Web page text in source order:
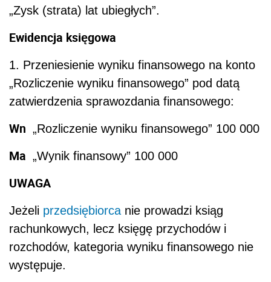
„Zysk (strata) lat ubiegłych”.
Ewidencja księgowa
1. Przeniesienie wyniku finansowego na konto
„Rozliczenie wyniku finansowego” pod datą
zatwierdzenia sprawozdania finansowego:
Wn „Rozliczenie wyniku finansowego” 100 000
Ma „Wynik finansowy” 100 000
UWAGA
Jeżeli przedsiębiorcanie prowadzi ksiąg
rachunkowych, lecz księgę przychodów i
rozchodów, kategoria wyniku finansowego nie
występuje.